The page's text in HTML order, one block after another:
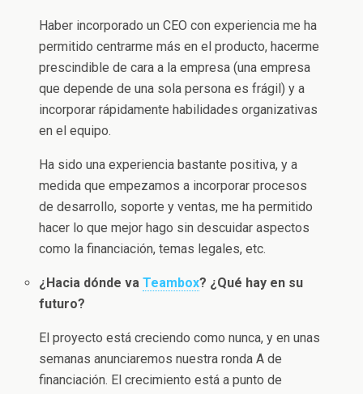
Haber incorporado un CEO con experiencia me ha
permitido centrarme más en el producto, hacerme
prescindible de cara a la empresa (una empresa
que depende de una sola persona es frágil) y a
incorporar rápidamente habilidades organizativas
en el equipo.
Ha sido una experiencia bastante positiva, y a
medida que empezamos a incorporar procesos
de desarrollo, soporte y ventas, me ha permitido
hacer lo que mejor hago sin descuidar aspectos
como la financiación, temas legales, etc.
¿Hacia dónde va Teambox? ¿Qué hay en su
futuro?
El proyecto está creciendo como nunca, y en unas
semanas anunciaremos nuestra ronda A de
financiación. El crecimiento está a punto de